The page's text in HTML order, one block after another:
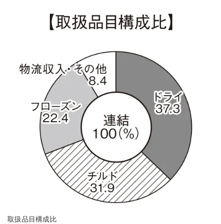
取扱品目構成比